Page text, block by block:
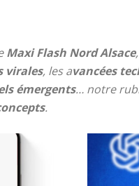
Maxi Flash Nord Alsace
virales, les avancées
émergents… notre
.